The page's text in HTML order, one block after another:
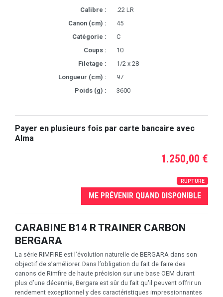
Calibre :
.22 LR
Canon (cm) :
45
Catégorie :
C
Coups :
10
Filetage :
1/2 x 28
Longueur (cm) :
97
Poids (g) :
3600
Payer en plusieurs fois par carte bancaire avec
Alma
1.250,00 €
RUPTURE
ME PRÉVENIR QUAND DISPONIBLE
CARABINE B14 R TRAINER CARBON
BERGARA
La série RIMFIRE est l’évolution naturelle de BERGARA dans son
objectif de s’améliorer. Dans l’obligation du fait de faire des
canons de Rimfire de haute précision sur une base OEM durant
plus d’une décennie, Bergara est sûr du fait qu'il peuvent offrir un
rendement exceptionnel y des caractéristiques impressionnantes